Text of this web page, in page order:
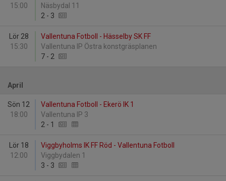
15:00
Näsbydal 11
2 - 3
Lör 28
15:30
Vallentuna Fotboll - Hässelby SK FF
Vallentuna IP Östra konstgräsplanen
7 - 2
April
Sön 12
18:00
Vallentuna Fotboll - Ekerö IK 1
Vallentuna IP 3
2 - 1
Lör 18
12:00
Viggbyholms IK FF Röd - Vallentuna Fotboll
Viggbydalen 1
3 - 3